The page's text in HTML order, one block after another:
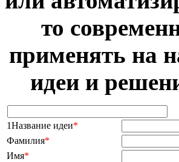
то
применять на
идеи и
1Название идеи*
Фамилия*
Имя*